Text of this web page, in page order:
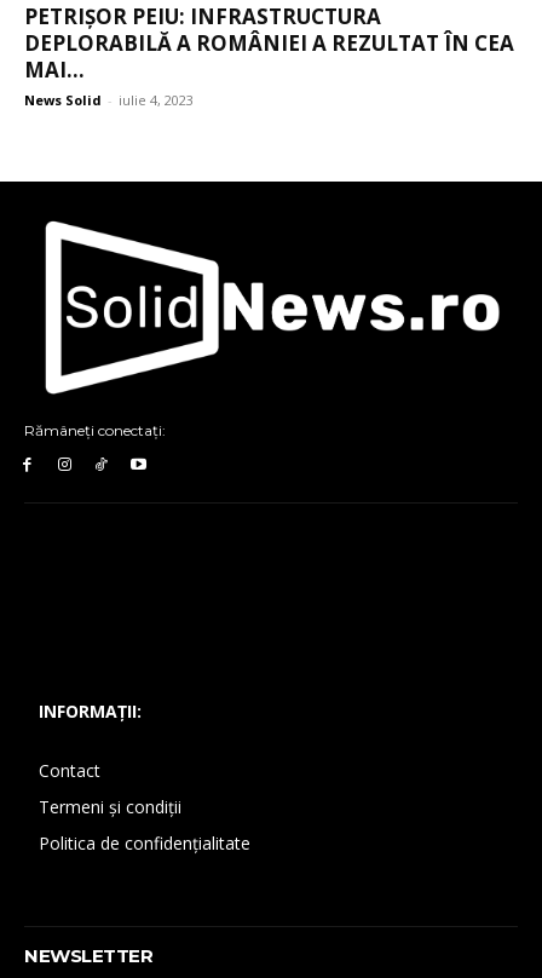
PETRIȘOR PEIU: INFRASTRUCTURA
DEPLORABILĂ A ROMÂNIEI A REZULTAT ÎN CEA
MAI...
News Solid - iulie 4, 2023
Rămâneți conectați:
INFORMAȚII:
Contact
Termeni și condiții
Politica de confidențialitate
NEWSLETTER